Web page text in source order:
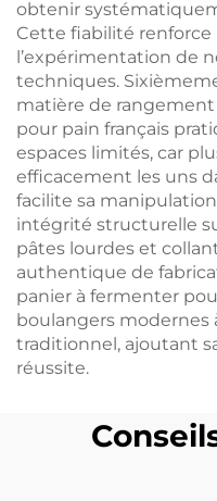
obtenir
Cette fiabilité renforce
l’expérimentation de
techniques.
matière de
pour pain français
espaces limités, car
efficacement les uns
facilite sa
intégrité structurelle
pâtes lourdes et
authentique de
panier à fermenter
boulangers modernes
traditionnel, ajoutant
réussite.